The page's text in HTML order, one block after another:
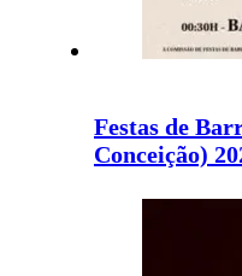
Festas de
Conceição)